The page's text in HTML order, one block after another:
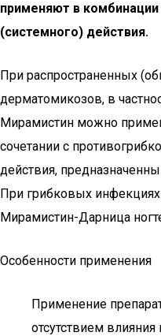
применяют в
(системного) действия.
При распространенных
дерматомикозов, в
Мирамистин можно
сочетании с
действия,
При грибковых
Мирамистин-Дарница
Особенности применения
Применение
отсутствием влияния